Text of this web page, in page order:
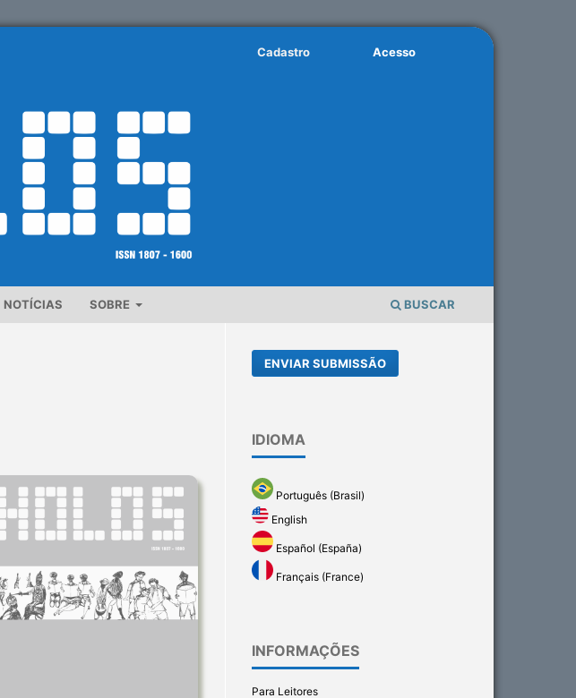
NOTÍCIAS SOBRE BUSCAR
Cadastro Acesso
ENVIAR SUBMISSÃO
IDIOMA
Português (Brasil)
English
Español (España)
Français (France)
INFORMAÇÕES
Para Leitores